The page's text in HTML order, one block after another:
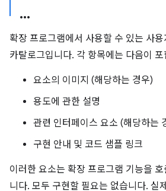
확장 프로그램에서 사용할 수 있는 사
카탈로그입니다. 각 항목에는 다음이
요소의 이미지 (해당하는 경우)
용도에 관한 설명
관련 인터페이스 요소 (해당하는
구현 안내 및 코드 샘플 링크
이러한 요소는 확장 프로그램 기능을
니다. 모두 구현할 필요는 없습니다. 실